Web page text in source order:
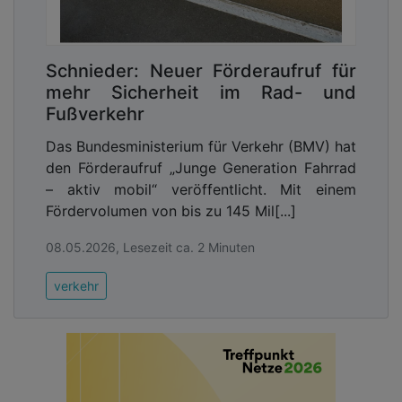
Wege für eine aktive Mobilität zu gehen.“
Der Förderaufruf verbessert zugleich die Sicherheit
im Straßenverkehr insgesamt. Sichere Wege und
attraktive Angebote tragen dazu bei, den Rad- und
Fußverkehr nachhaltig zu erhöhen und Städte
sowie Gemeinden lebenswerter zu gestalten.
Abonnieren Sie unseren Newsletter mit
Kommunalwirtschaft!
Zwei Förderlinien
Die Förderlinie 1 „Zukunft fährt Fahrrad“ setzt auf
einen bundesweiten Wettbewerb: Gefördert
werden innovative Projekte mit Modellcharakter,
Schnieder: Neuer Förderaufruf für
mehr Sicherheit im Rad- und
Fußverkehr
Das Bundesministerium für Verkehr (BMV) hat
den Förderaufruf „Junge Generation Fahrrad
– aktiv mobil“ veröffentlicht. Mit einem
Fördervolumen von bis zu 145 Mil[...]
08.05.2026, Lesezeit ca. 2 Minuten
verkehr